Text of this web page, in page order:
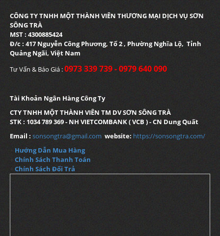
CÔNG TY TNHH MỘT THÀNH VIÊN THƯƠNG MẠI DỊCH VỤ SƠN
SÔNG TRÀ
MST : 4300885424
Đ/c : 417 Nguyễn Công Phương, Tổ 2 , Phường Nghĩa Lộ, Tỉnh
Quảng Ngãi, Việt Nam
Tư Vấn & Báo Giá :0973 339 739 - 0979 640 090
Tài Khoản Ngân Hàng Công Ty
CTY TNHH MỘT THÀNH VIÊN TM DV SƠN SÔNG TRÀ
STK : 1034 789 369 - NH VIETCOMBANK ( VCB ) - CN Dung Quất
Email : sonsongtra@gmail.com website: https://sonsongtra.com/
Hướng Dẫn Mua Hàng
Chính Sách Thanh Toán
Chính Sách Đổi Trả